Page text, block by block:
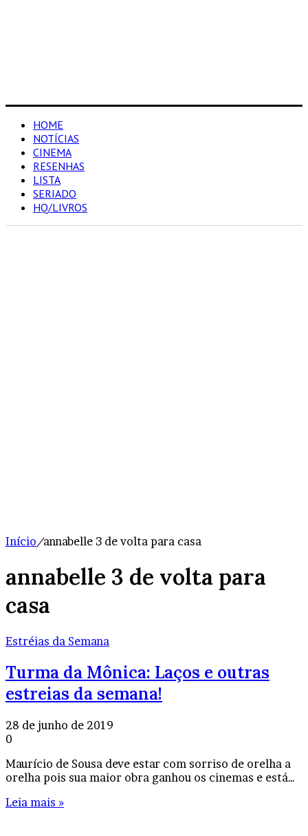
HOME
NOTÍCIAS
CINEMA
RESENHAS
LISTA
SERIADO
HQ/LIVROS
Início/annabelle 3 de volta para casa
annabelle 3 de volta para
casa
Estréias da Semana
Turma da Mônica: Laços e outras
estreias da semana!
28 de junho de 2019
0
Maurício de Sousa deve estar com sorriso de orelha a
orelha pois sua maior obra ganhou os cinemas e está…
Leia mais »